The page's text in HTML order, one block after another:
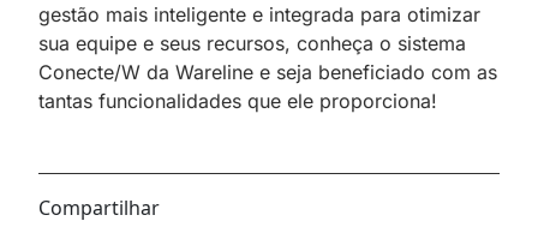
gestão mais inteligente e integrada para otimizar
sua equipe e seus recursos, conheça o sistema
Conecte/W da Wareline e seja beneficiado com as
tantas funcionalidades que ele proporciona!
Compartilhar